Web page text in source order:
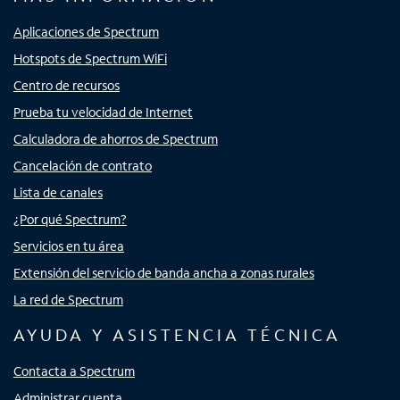
Aplicaciones de Spectrum
Hotspots de Spectrum WiFi
Centro de recursos
Prueba tu velocidad de Internet
Calculadora de ahorros de Spectrum
Cancelación de contrato
Lista de canales
¿Por qué Spectrum?
Servicios en tu área
Extensión del servicio de banda ancha a zonas rurales
La red de Spectrum
AYUDA Y ASISTENCIA TÉCNICA
Contacta a Spectrum